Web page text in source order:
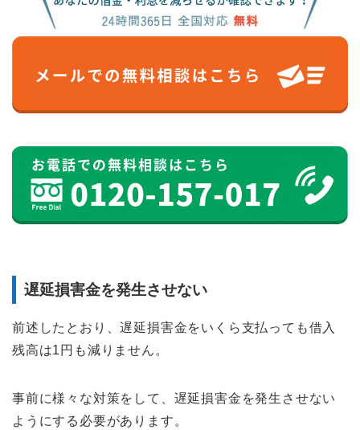
遅延損害金を発生させない
前述したとおり、遅延損害金をいくら支払っても借入
残高は1円も減りません。
事前に様々な対策をして、遅延損害金を発生させない
ようにする必要があります。